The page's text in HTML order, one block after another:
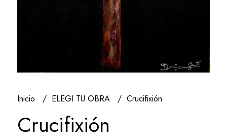
Inicio ELEGI TU OBRA Crucifixión
Crucifixión